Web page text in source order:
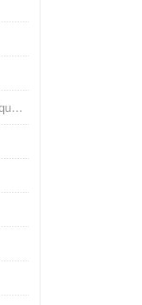
BioChain國(guó)內(nèi)授權(quán)代理